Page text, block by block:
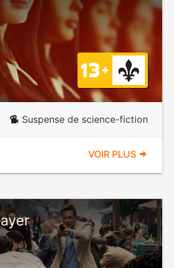
Suspense de science-fiction
VOIR PLUS